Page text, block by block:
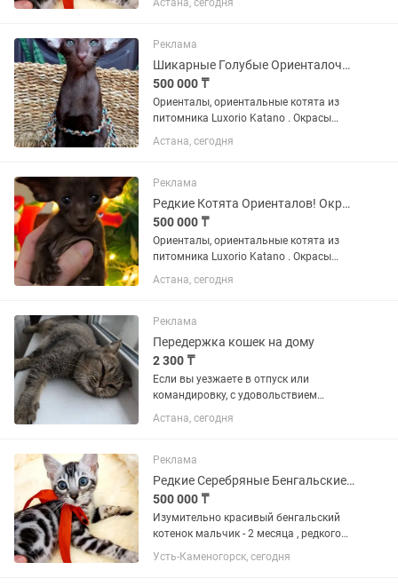
и редким рисунком на шубке и еще
кошка-любовь,...
Астана, сегодня
Реклама
Шикарные Голубые Ориенталочки
500 000 ₸
Ориенталы, ориентальные котята из
питомника Luxorio Katano . Окрасы
котят разные . Питомник находится в
г.АЛМАТЫ Обработка от паразитов и
наличии разные расцветки ....
Астана, сегодня
Реклама
Редкие Котята Ориенталов! Окрасы Нежные Голубые, Шоколад, Чёрные !
500 000 ₸
Ориенталы, ориентальные котята из
питомника Luxorio Katano . Окрасы
котят разные . Питомник находится в
г.АЛМАТЫ Обработка от паразитов и
наличии разные расцветки ....
Астана, сегодня
Реклама
Передержка кошек на дому
2 300 ₸
Если вы уезжаете в отпуск или
командировку, с удовольствием
позабочусь о вашем питомце. Кошки
живут в квартире без клеток и
перемещением по дому. В квартире
есть кондиционер,...
Астана, сегодня
Реклама
Редкие Серебряные Бенгальские Котята
500 000 ₸
Изумительно красивый бенгальский
котенок мальчик - 2 месяца , редкого
серебряного окраса, с очень красивым
и редким рисунком на шубке и еще
Усть-Каменогорск, сегодня